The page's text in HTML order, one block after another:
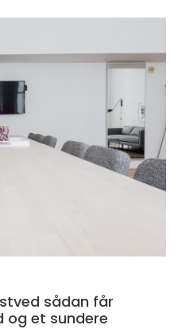
får
og et sundere